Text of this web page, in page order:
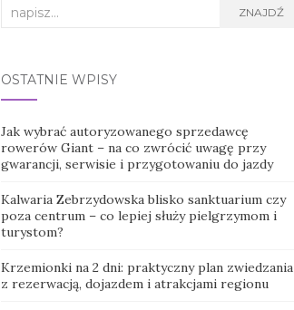
Search
ZNAJDŹ
OSTATNIE WPISY
Jak wybrać autoryzowanego sprzedawcę
rowerów Giant – na co zwrócić uwagę przy
gwarancji, serwisie i przygotowaniu do jazdy
Kalwaria Zebrzydowska blisko sanktuarium czy
poza centrum – co lepiej służy pielgrzymom i
turystom?
Krzemionki na 2 dni: praktyczny plan zwiedzania
z rezerwacją, dojazdem i atrakcjami regionu